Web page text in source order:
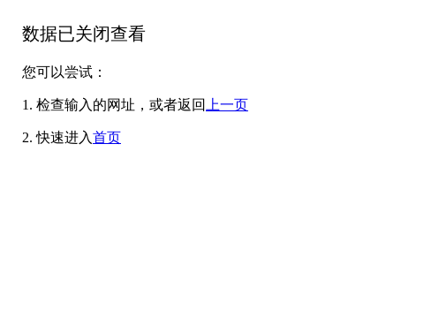
数据已关闭查看
您可以尝试：
1. 检查输入的网址，或者返回 上一页
2. 快速进入首页